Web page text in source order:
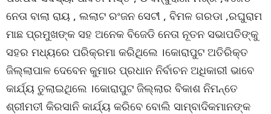
ନେତା ବାଲା ରାୟ , ଲଲାଟ ରଂଜନ ସେଟୀ , ବିମଳ ଗରଡା ,ରଘୁରାମ
ମାଛ ପ୍ରମୁଖଙ୍କ ସହ ଅନେକ ବିଜେଡି ନେତା ନୂତନ ସଭାପତିଙ୍କୁ
ସହର ମଧ୍ୟରେ ପରିକ୍ରମା କରିଥିଲେ ।କୋରାପୁଟ ଅତିରିକ୍ତ
ଜିଲ୍ଲାପାଳ ଦେବେନ କୁମାର ପ୍ରଧାନ ନିର୍ବାଚନ ଅଧିକାରୀ ଭାବେ
କାର୍ଯ୍ୟ ତୁଲାଇଥିଲେ ।କୋରାପୁଟ ଜିଲ୍ଲାର ବିକାଶ ନିମନ୍ତେ
ଶ୍ରୀମତୀ କିରସାନି କାର୍ଯ୍ୟ କରିବେ ବୋଲି ସାମ୍ବାଦିକମାନଙ୍କ